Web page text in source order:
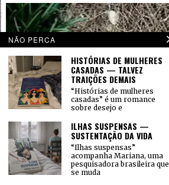
NÃO PERCA
HISTÓRIAS DE MULHERES
CASADAS — TALVEZ
TRAIÇÕES DEMAIS
“Histórias de mulheres
casadas” é um romance
sobre desejo e
ILHAS SUSPENSAS —
SUSTENTAÇÃO DA VIDA
“Ilhas suspensas”
acompanha Mariana, uma
pesquisadora brasileira que
se muda